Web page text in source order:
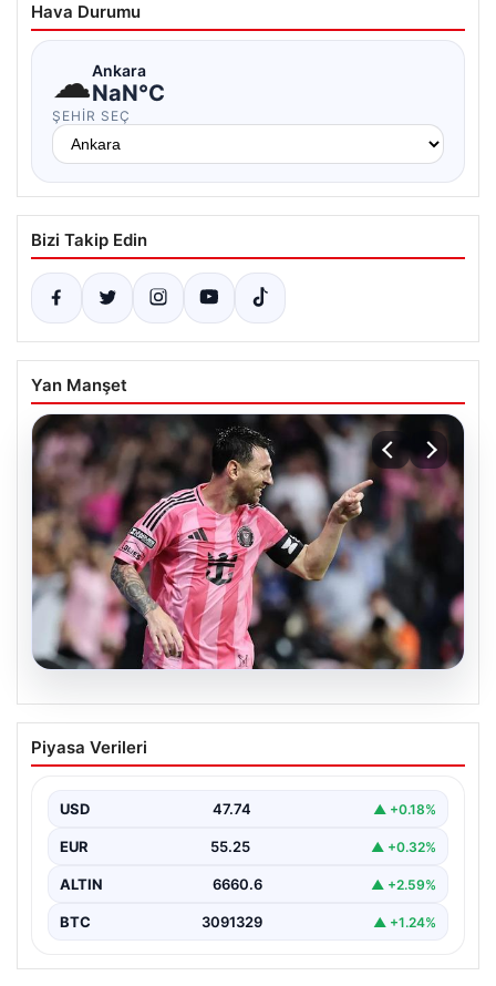
Hava Durumu
☁Ankara
NaN°C
ŞEHIR SEÇ
Bizi Takip Edin
Yan Manşet
06.08.2026
Dünya Kupası sonrası da durmuyor!
Messi yapacağını yaptı
Piyasa Verileri
USD 47.74 ▲ +0.18%
EUR 55.25 ▲ +0.32%
ALTIN 6660.6 ▲ +2.59%
BTC 3091329 ▲ +1.24%